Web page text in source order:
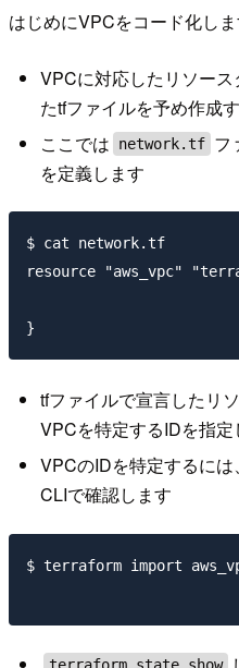
はじめにVPCをコード化しま
VPCに対応したリソー
たtfファイルを予め作成
ここでは
network.tf フ
を定義します
$ cat network.tf
resource "aws_vpc"
tfファイルで宣言したリ
VPCを特定するIDを指定
VPCのIDを特定するに
CLIで確認します
$ terraform import